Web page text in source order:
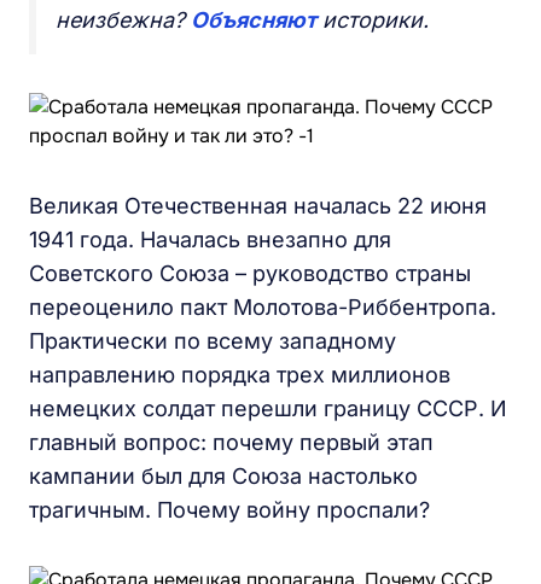
неизбежна? Объясняютисторики.
Великая Отечественная началась 22 июня
1941 года. Началась внезапно для
Советского Союза – руководство страны
переоценило пакт Молотова-Риббентропа.
Практически по всему западному
направлению порядка трех миллионов
немецких солдат перешли границу СССР. И
главный вопрос: почему первый этап
кампании был для Союза настолько
трагичным. Почему войну проспали?